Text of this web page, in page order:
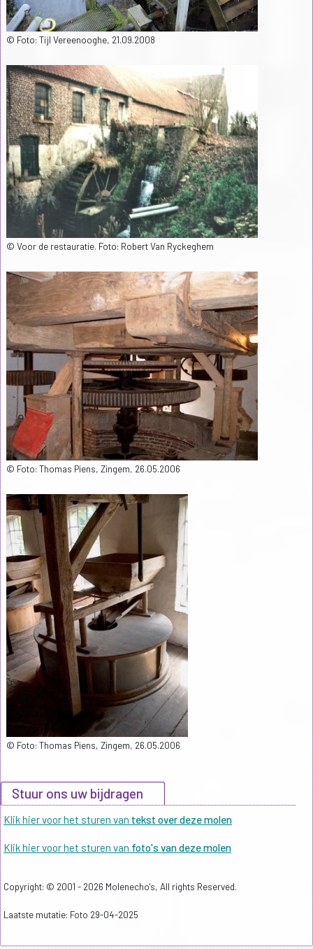
© Foto: Tijl Vereenooghe, 21.09.2008
© Voor de restauratie. Foto: Robert Van Ryckeghem
© Foto: Thomas Piens, Zingem, 26.05.2006
© Foto: Thomas Piens, Zingem, 26.05.2006
Stuur ons uw bijdragen
Klik hier voor het sturen van tekst over deze molen
Klik hier voor het sturen van foto's van deze molen
Copyright: © 2001 - 2026 Molenecho's, All rights Reserved.
Laatste mutatie: Foto 29-04-2025